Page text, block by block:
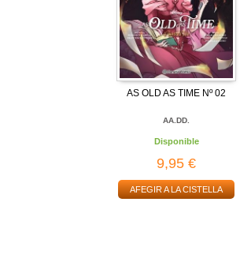
AS OLD AS TIME Nº 02
AA.DD.
Disponible
9,95 €
AFEGIR A LA CISTELLA